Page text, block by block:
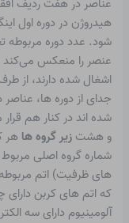
عناصر در هفت ردیف
هیدروژن در دوره اول
شود. عدد دوره مربوطه
عنصر را منعکس می‌کند
اشغال شده دارند، از
جدای از دوره ها،
شده اند در کنار هم
و هشتزیر گروه ها هر
شماره گروه اصلی مربوط
های ظرفیت) اتم
آلومینیوم دارای سه